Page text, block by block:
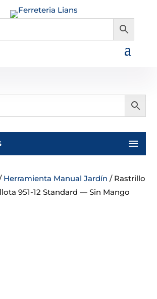
Herramienta Manual Jardín / Rastrillo
951-12 Standard — Sin Mango